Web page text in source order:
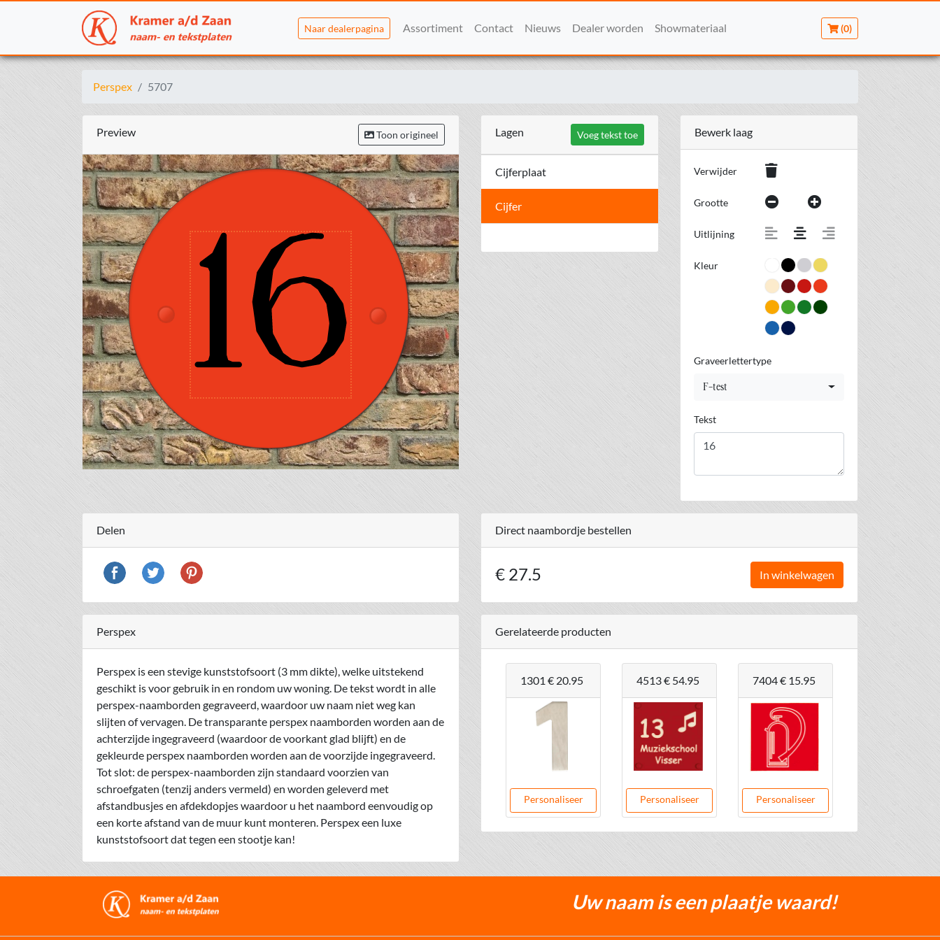
Naar dealerpagina Assortiment Contact Nieuws Dealer worden Showmateriaal (0)
Perspex 5707
Preview Toon origineel Lagen Voeg tekst toe
Cijferplaat
Cijfer
Bewerk laag
Verwijder
Grootte
Uitlijning
Kleur
Graveerlettertype
F-test
Tekst
Delen Direct naambordje bestellen
€ 27.5 In winkelwagen
Perspex
Perspex is een stevige kunststofsoort (3 mm dikte), welke uitstekend
geschikt is voor gebruik in en rondom uw woning. De tekst wordt in alle
perspex-naamborden gegraveerd, waardoor uw naam niet weg kan
slijten of vervagen. De transparante perspex naamborden worden aan de
achterzijde ingegraveerd (waardoor de voorkant glad blijft) en de
gekleurde perspex naamborden worden aan de voorzijde ingegraveerd.
Tot slot: de perspex-naamborden zijn standaard voorzien van
schroefgaten (tenzij anders vermeld) en worden geleverd met
afstandbusjes en afdekdopjes waardoor u het naambord eenvoudig op
een korte afstand van de muur kunt monteren. Perspex een luxe
kunststofsoort dat tegen een stootje kan!
Gerelateerde producten
1301 € 20.95
Personaliseer
4513€ 54.95
Personaliseer
7404€ 15.95
Personaliseer
Uw naam is een plaatje waard!